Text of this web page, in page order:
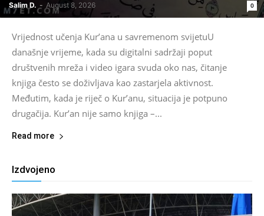
Salim D. - August 8, 2026 0
Vrijednost učenja Kur’ana u savremenom svijetuU
današnje vrijeme, kada su digitalni sadržaji poput
društvenih mreža i video igara svuda oko nas, čitanje
knjiga često se doživljava kao zastarjela aktivnost.
Međutim, kada je riječ o Kur’anu, situacija je potpuno
drugačija. Kur’an nije samo knjiga –...
Read more
Izdvojeno